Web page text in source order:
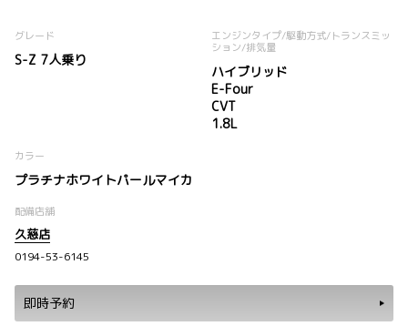
グレード
S-Z 7人乗り
エンジンタイプ/駆動方式/トランスミッ
ション/排気量
ハイブリッド
E-Four
CVT
1.8L
カラー
プラチナホワイトパールマイカ
配備店舗
久慈店
0194-53-6145
即時予約